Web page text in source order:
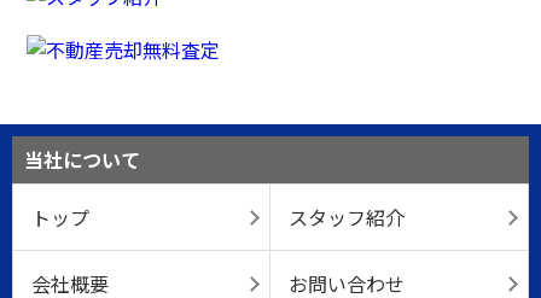
当社について
トップ
スタッフ紹介
会社概要 お問い合わせ